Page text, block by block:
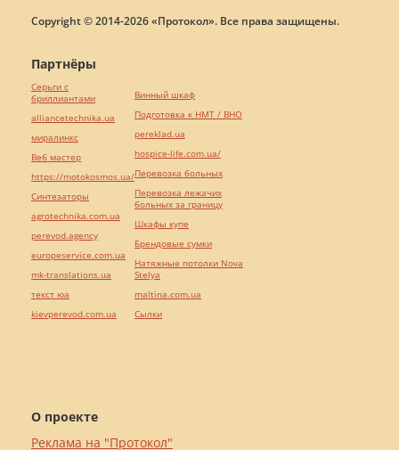
Copyright © 2014-2026 «Протокол». Все права защищены.
О проекте
Реклама на "Протокол"
Партнёры
Серьги с
бриллиантами
alliancetechnika.ua
миралинкс
Веб мастер
https://motokosmos.ua/
Синтезаторы
agrotechnika.com.ua
perevod.agency
europeservice.com.ua
mk-translations.ua
текст юа
kievperevod.com.ua
Винный шкаф
Подготовка к НМТ / ВНО
pereklad.ua
hospice-life.com.ua/
Перевозка больных
Перевозка лежачих
больных за границу
Шкафы купе
Брендовые сумки
Натяжные потолки Nova
Stelya
maltina.com.ua
Cылки